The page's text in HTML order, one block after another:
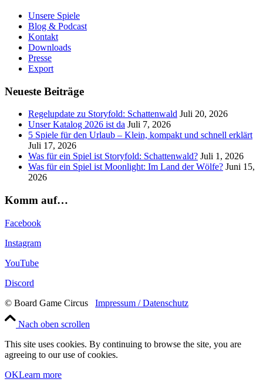
Unsere Spiele
Blog & Podcast
Kontakt
Downloads
Presse
Export
Neueste Beiträge
Regelupdate zu Storyfold: Schattenwald Juli 20, 2026
Unser Katalog 2026 ist da Juli 7, 2026
5 Spiele für den Urlaub – Klein, kompakt und schnell erklärt
Juli 17, 2026
Was für ein Spiel ist Storyfold: Schattenwald? Juli 1, 2026
Was für ein Spiel ist Moonlight: Im Land der Wölfe? Juni 15,
2026
Komm auf…
Facebook
Instagram
YouTube
Discord
© Board Game Circus Impressum / Datenschutz
Nach oben scrollen
This site uses cookies. By continuing to browse the site, you are
agreeing to our use of cookies.
OKLearn more